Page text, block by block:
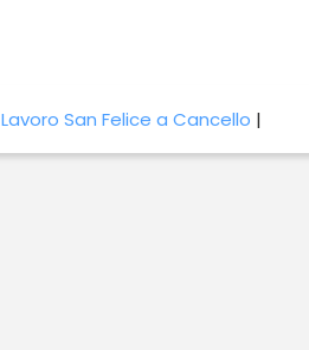
Lavoro San Felice a Cancello |